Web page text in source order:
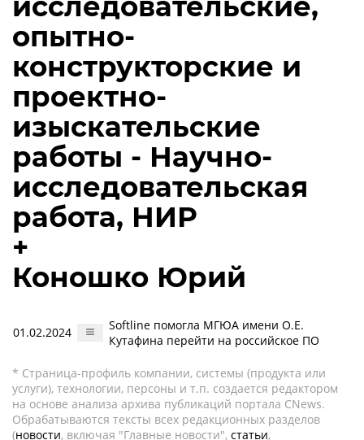
опытно-
конструкторские и
проектно-
изыскательские
работы - Научно-
исследовательская
работа, НИР
+
Коношко Юрий
01.02.2024
Softline помогла МГЮА имени О.Е.
Кутафина перейти на российское ПО
* Страница-профиль компании, системы (продукта или
услуги), технологии, персоны и т.п. создается редактором
на основе анализа архива публикаций портала CNews.
Обрабатываются тексты всех редакционных разделов
(новости, включая "Главные новости", статьи,